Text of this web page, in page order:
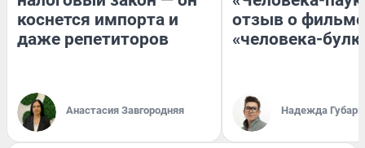
коснется импорта и
даже репетиторов
Анастасия Завгородняя
отзыв о
«человека-
Надежда Губарь